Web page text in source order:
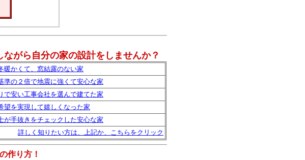
がら自分の家の設計をしませんか？
かくて、窓結露のない家
の２倍で地震に強くて安心な家
安い工事会社を選んで建てた家
を実現して嬉しくなった家
手抜きをチェックした安心な家
詳しく知りたい方は、上記か、こちらをクリック
作り方！